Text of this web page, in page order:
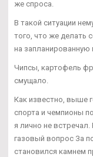
же спроса.
В такой ситуации
того, что же делать
на запланированную
Чипсы, картофель
смущало.
Как известно, выше
спорта и чемпионы
я лично не
газовый вопрос За
становился камнем